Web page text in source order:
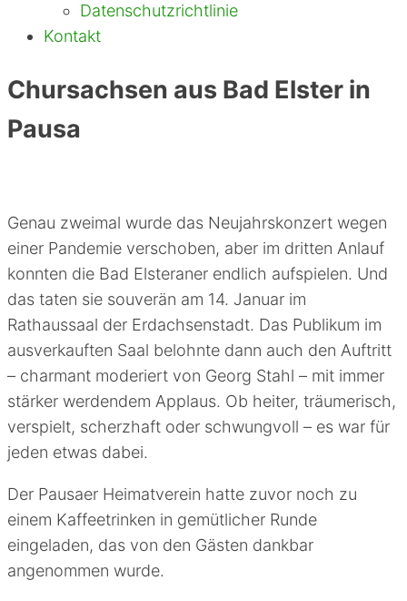
Datenschutzrichtlinie
Kontakt
Chursachsen aus Bad Elster in
Pausa
Genau zweimal wurde das Neujahrskonzert wegen
einer Pandemie verschoben, aber im dritten Anlauf
konnten die Bad Elsteraner endlich aufspielen. Und
das taten sie souverän am 14. Januar im
Rathaussaal der Erdachsenstadt. Das Publikum im
ausverkauften Saal belohnte dann auch den Auftritt
– charmant moderiert von Georg Stahl – mit immer
stärker werdendem Applaus. Ob heiter, träumerisch,
verspielt, scherzhaft oder schwungvoll – es war für
jeden etwas dabei.
Der Pausaer Heimatverein hatte zuvor noch zu
einem Kaffeetrinken in gemütlicher Runde
eingeladen, das von den Gästen dankbar
angenommen wurde.